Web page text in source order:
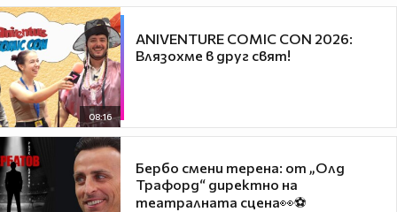
08:16
ANIVENTURE COMIC CON 2026:
Влязохме в друг свят!
Бербо смени терена: от „Олд
Трафорд“ директно на
театралната сцена👀⚽